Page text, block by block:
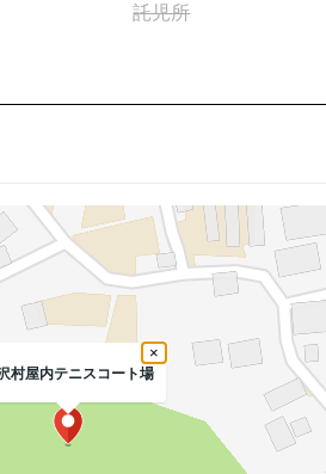
託児所
村屋内テニスコート場
×